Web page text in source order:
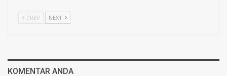
PREV NEXT
KOMENTAR ANDA